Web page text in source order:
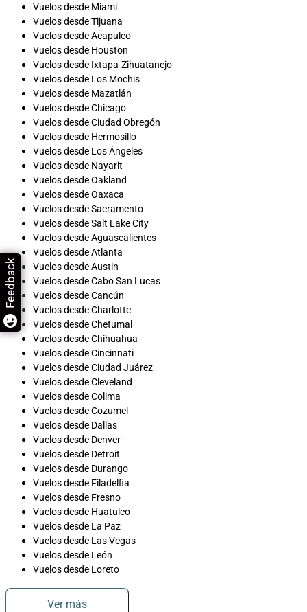
Vuelos desde Miami
Vuelos desde Tijuana
Vuelos desde Acapulco
Vuelos desde Houston
Vuelos desde Ixtapa-Zihuatanejo
Vuelos desde Los Mochis
Vuelos desde Mazatlán
Vuelos desde Chicago
Vuelos desde Ciudad Obregón
Vuelos desde Hermosillo
Vuelos desde Los Ángeles
Vuelos desde Nayarit
Vuelos desde Oakland
Vuelos desde Oaxaca
Vuelos desde Sacramento
Vuelos desde Salt Lake City
Vuelos desde Aguascalientes
Vuelos desde Atlanta
Vuelos desde Austin
Vuelos desde Cabo San Lucas
Vuelos desde Cancún
Vuelos desde Charlotte
Vuelos desde Chetumal
Vuelos desde Chihuahua
Vuelos desde Cincinnati
Vuelos desde Ciudad Juárez
Vuelos desde Cleveland
Vuelos desde Colima
Vuelos desde Cozumel
Vuelos desde Dallas
Vuelos desde Denver
Vuelos desde Detroit
Vuelos desde Durango
Vuelos desde Filadelfia
Vuelos desde Fresno
Vuelos desde Huatulco
Vuelos desde La Paz
Vuelos desde Las Vegas
Vuelos desde León
Vuelos desde Loreto
Ver más
Feedback